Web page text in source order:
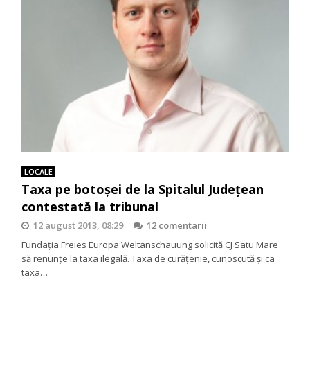
LOCALE
Taxa pe botoșei de la Spitalul Județean
contestată la tribunal
12 august 2013, 08:29
12 comentarii
Fundația Freies Europa Weltanschauung solicită CJ Satu Mare
să renunțe la taxa ilegală. Taxa de curățenie, cunoscută și ca
taxa…